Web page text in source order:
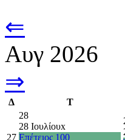
⇐
Αυγ 2026
⇒
Δ Τ
27
28
28 Ιουλίουx
Επέτειος 100